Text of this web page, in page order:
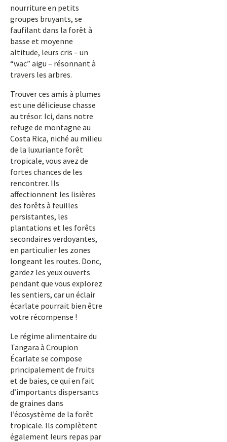
nourriture en petits
groupes bruyants, se
faufilant dans la forêt à
basse et moyenne
altitude, leurs cris – un
“wac” aigu – résonnant à
travers les arbres.
Trouver ces amis à plumes
est une délicieuse chasse
au trésor. Ici, dans notre
refuge de montagne au
Costa Rica, niché au milieu
de la luxuriante forêt
tropicale, vous avez de
fortes chances de les
rencontrer. Ils
affectionnent les lisières
des forêts à feuilles
persistantes, les
plantations et les forêts
secondaires verdoyantes,
en particulier les zones
longeant les routes. Donc,
gardez les yeux ouverts
pendant que vous explorez
les sentiers, car un éclair
écarlate pourrait bien être
votre récompense !
Le régime alimentaire du
Tangara à Croupion
Écarlate se compose
principalement de fruits
et de baies, ce qui en fait
d’importants dispersants
de graines dans
l’écosystème de la forêt
tropicale. Ils complètent
également leurs repas par